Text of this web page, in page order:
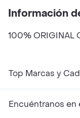
Información
100% ORIGINAL
Top Marcas y
Encuéntranos en